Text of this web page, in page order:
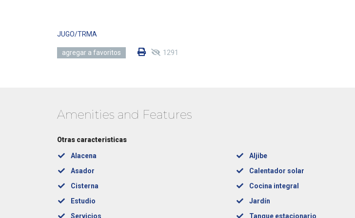
JUGO/TRMA
agregar a favoritos 1291
Amenities and Features
Otras caracteristicas
Alacena Aljibe
Asador
Calentador solar
Cisterna
Cocina integral
Estudio
Jardín
Servicios
Tanque estacionario